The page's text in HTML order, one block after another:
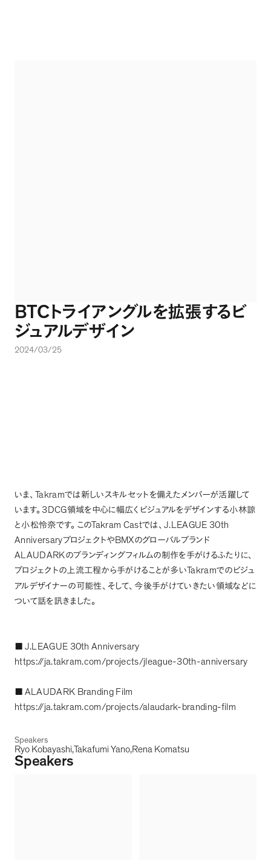
BTCトライアングルを拡張するビ
ジュアルデザイン
2024/03/25
いま 、 Takramでは新しいスキルセットを備えたメンバーが活躍して
います。 3DCG領域を中心に幅広くビジュアルをデザインする小林諒
と小松怜奈です。 このTakram Castでは、 J.LEAGUE 30th
Anniversaryプロジェクトや BMXのグローバルブランド
ALAUDARKのブランディングフィルムの制作を手がけるふたりに、
プロジェクトの上流工程から手がけることが多いTakramでのビジュ
アルデザイナーの可能性 、 そして、 今後手がけていきたい領域などに
ついて話を訊きました。
J.LEAGUE 30th Anniversary
https://ja.takram.com/projects/jleague-30th-anniversary
ALAUDARK Branding Film
https://ja.takram.com/projects/alaudark-branding-film
Speakers
Ryo Kobayashi Takafumi Yano Rena Komatsu
Speakers